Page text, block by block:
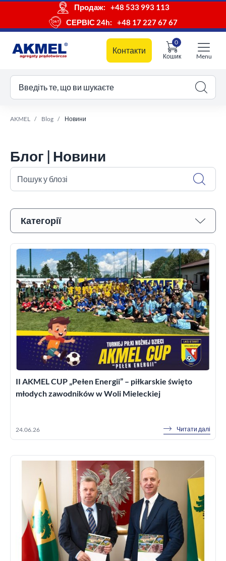
Продаж:
+48 533 993 113
СЕРВІС 24h:
+48 17 227 67 67
Контакти
Кошик
0
кошик
Menu
Введіть те, що ви шукаєте
AKMEL Blog Новини
Блог | Новини
Пошук у блозі
Категорії
II AKMEL CUP „Pełen Energii” – piłkarskie święto
młodych zawodników w Woli Mieleckiej
24.06.26 Читати далі